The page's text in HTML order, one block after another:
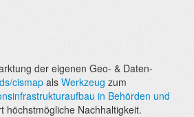
der eigenen Geo- & Daten-
cismap als Werkzeug zum
in Behörden und
höchstmögliche Nachhaltigkeit.